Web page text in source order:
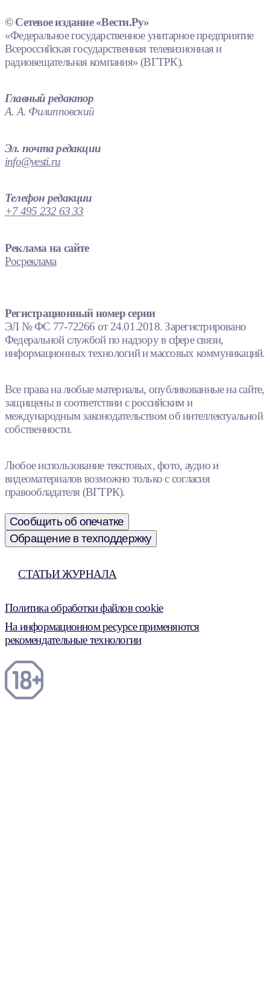
© Сетевое издание «Вести.Ру»
«Федеральное государственное унитарное предприятие
Всероссийская государственная телевизионная и
радиовещательная компания» (ВГТРК).
Главный редактор
А. А. Филипповский
Эл. почта редакции
info@vesti.ru
Телефон редакции
+7 495 232 63 33
Реклама на сайте
Росреклама
Регистрационный номер серии
ЭЛ № ФС 77-72266 от 24.01.2018. Зарегистрировано
Федеральной службой по надзору в сфере связи,
информационных технологий и массовых коммуникаций.
Все права на любые материалы, опубликованные на сайте,
защищены в соответствии с российским и
международным законодательством об интеллектуальной
собственности.
Любое использование текстовых, фото, аудио и
видеоматериалов возможно только с согласия
правообладателя (ВГТРК).
Сообщить об опечатке
Обращение в техподдержку
СТАТЬИ ЖУРНАЛА
Политика обработки файлов cookie
На информационном ресурсе применяются
рекомендательные технологии